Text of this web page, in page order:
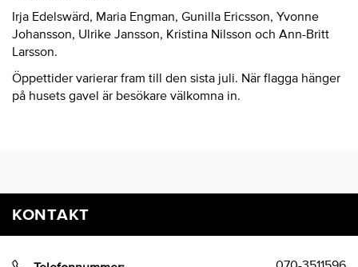
Irja Edelswärd, Maria Engman, Gunilla Ericsson, Yvonne
Johansson, Ulrike Jansson, Kristina Nilsson och Ann-Britt
Larsson.
Öppettider varierar fram till den sista juli. När flagga hänger
på husets gavel är besökare välkomna in.
KONTAKT